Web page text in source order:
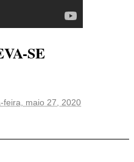
SE
feira, maio 27, 2020